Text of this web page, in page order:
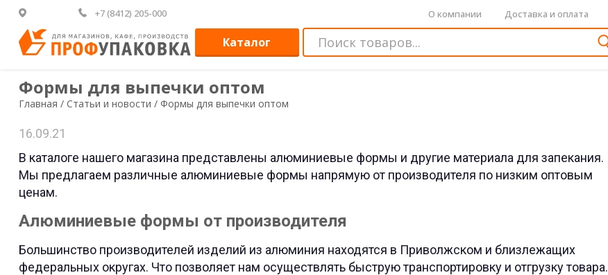
+7 (8412) 205-000 О компании Доставка и оплата
Каталог
Формы для выпечки оптом
Главная / Статьи и новости / Формы для выпечки оптом
16.09.21
В каталоге нашего магазина представлены алюминиевые формы и другие материала для запекания.
Мы предлагаем различные алюминиевые формы напрямую от производителя по низким оптовым
ценам.
Алюминиевые формы от производителя
Большинство производителей изделий из алюминия находятся в Приволжском и близлежащих
федеральных округах. Что позволяет нам осуществлять быструю транспортировку и отгрузку товара.